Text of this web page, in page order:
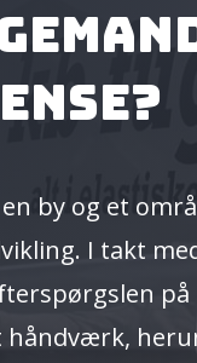
by og et
I takt
på
håndværk,